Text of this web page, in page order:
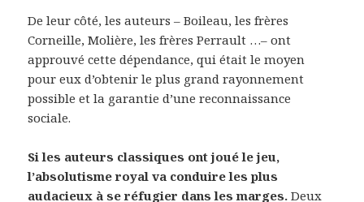
De leur côté, les auteurs – Boileau, les frères
Corneille, Molière, les frères Perrault …– ont
approuvé cette dépendance, qui était le moyen
pour eux d’obtenir le plus grand rayonnement
possible et la garantie d’une reconnaissance
sociale.
Si les auteurs classiques ont joué le jeu,
l’absolutisme royal va conduire les plus
audacieux à se réfugier dans les marges. Deux